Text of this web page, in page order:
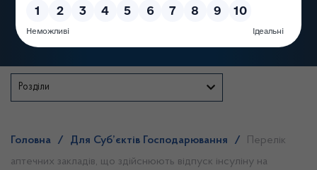
Розділи
Головна / Для Суб’єктів Господарювання /
Перелік
аптечних закладів, що здійснюють відпуск інсуліну на